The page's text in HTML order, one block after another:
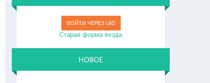
ВОЙТИ ЧЕРЕЗ UID
Старая форма входа
НОВОЕ